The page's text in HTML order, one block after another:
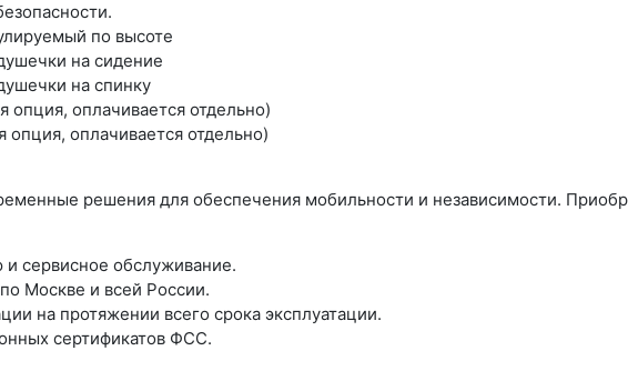
по высоте
на сидение
на спинку
опция, оплачивается отдельно)
опция, оплачивается отдельно)
решения для обеспечения мобильности и независимости.
сервисное обслуживание.
Москве и всей России.
на протяжении всего срока эксплуатации.
сертификатов ФСС.